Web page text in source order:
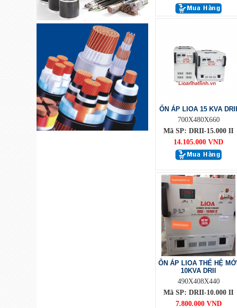
ỔN ÁP LIOA 15 KVA DRII
700X480X660
Mã SP: DRII-15.000 II
14.105.000 VND
ỔN ÁP LIOA THẾ HỆ MỚI
10KVA DRII
490X408X440
Mã SP: DRII-10.000 II
7.800.000 VND